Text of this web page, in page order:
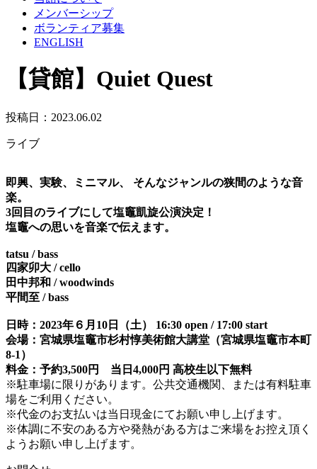
メンバーシップ
ボランティア募集
ENGLISH
【貸館】Quiet Quest
投稿日：2023.06.02
ライブ
即興、実験、ミニマル、 そんなジャンルの狭間のような音
楽。
3回目のライブにして塩竈凱旋公演決定！
塩竈への思いを音楽で伝えます。
tatsu / bass
四家卯大 / cello
田中邦和 / woodwinds
平間至 / bass
日時：2023年６月10日（土） 16:30 open / 17:00 start
会場：宮城県塩竈市杉村惇美術館大講堂（宮城県塩竈市本町
8-1）
料金：予約3,500円 当日4,000円 高校生以下無料
※駐車場に限りがあります。公共交通機関、または有料駐車
場をご利用ください。
※代金のお支払いは当日現金にてお願い申し上げます。
※体調に不安のある方や発熱がある方はご来場をお控え頂く
ようお願い申し上げます。